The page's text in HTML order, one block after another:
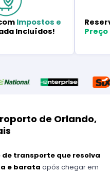
Impostos e
Incluídos!
Preço
de Orlando,
transporte que resolva
e barata após chegar em